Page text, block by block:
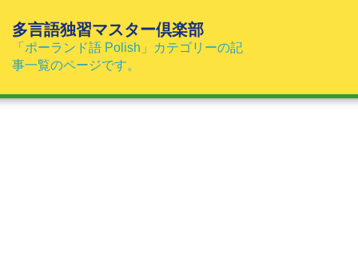
へ
多言語独習マスター倶楽部
「ポーランド語 Polish」カテゴリーの記
事一覧のページです。